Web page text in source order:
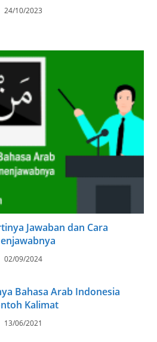
24/10/2023
Jawaban dan Cara
02/09/2024
Bahasa Arab Indonesia
Kalimat
13/06/2021